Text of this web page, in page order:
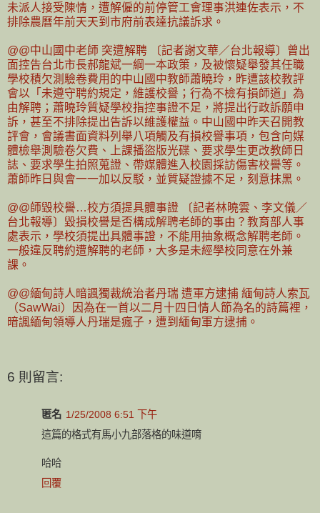
未派人接受陳情，遭解僱的前停管工會理事洪連佐表示，不
排除農曆年前天天到市府前表達抗議訴求。
@@中山國中老師 突遭解聘 〔記者謝文華／台北報導〕曾出
面控告台北市長郝龍斌一綱一本政策，及被懷疑舉發其任職
學校積欠測驗卷費用的中山國中教師蕭曉玲，昨遭該校教評
會以「未遵守聘約規定，維護校譽；行為不檢有損師道」為
由解聘；蕭曉玲質疑學校指控事證不足，將提出行政訴願申
訴，甚至不排除提出告訴以維護權益。中山國中昨天召開教
評會，會議書面資料列舉八項觸及有損校譽事項，包含向媒
體檢舉測驗卷欠費、上課播盜版光碟、要求學生更改教師日
誌、要求學生拍照蒐證、帶媒體進入校園採訪傷害校譽等。
蕭師昨日與會一一加以反駁，並質疑證據不足，刻意抹黑。
@@師毀校譽…校方須提具體事證 〔記者林曉雲、李文儀／
台北報導〕毀損校譽是否構成解聘老師的事由？教育部人事
處表示，學校須提出具體事證，不能用抽象概念解聘老師。
一般違反聘約遭解聘的老師，大多是未經學校同意在外兼
課。
@@緬甸詩人暗諷獨裁統治者丹瑞 遭軍方逮捕 緬甸詩人索瓦
（SawWai）因為在一首以二月十四日情人節為名的詩篇裡，
暗諷緬甸領導人丹瑞是瘋子，遭到緬甸軍方逮捕。
6 則留言:
匿名 1/25/2008 6:51 下午
這篇的格式有馬小九部落格的味道唷
哈哈
回覆